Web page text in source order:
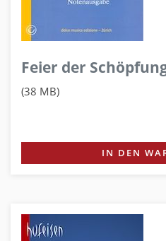
Feier der
(38 MB)
IN DEN